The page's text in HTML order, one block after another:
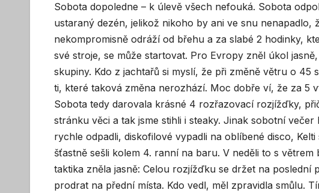
Sobota dopoledne – k úlevě všech nefouká. Sobota
ustaraný dezén, jelikož nikoho by ani ve snu nenapadlo,
nekompromisně odráží od břehu a za slabé 2 hodinky,
své stroje, se může startovat. Pro Evropy zněl úkol
skupiny. Kdo z jachtařů si myslí, že při změně větru o
ti, které taková změna nerozhází. Moc dobře ví, že za 5
Sobota tedy darovala krásné 4 rozřazovací rozjížďky,
stránku věci a tak jsme stihli i steaky. Jinak sobotní
rychle odpadli, diskofilové vypadli na oblíbené disco,
šťastně sešli kolem 4. ranní na baru. V neděli to s
taktika zněla jasně: Celou rozjížďku se držet na
prodrat na přední místa. Kdo vedl, měl zpravidla smůlu.